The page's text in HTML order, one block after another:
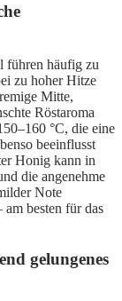
führen häufig zu
zu hoher Hitze
Mitte,
Röstaroma
°C, die eine
beeinflusst
Honig kann in
die angenehme
Note
besten für das
gelungenes